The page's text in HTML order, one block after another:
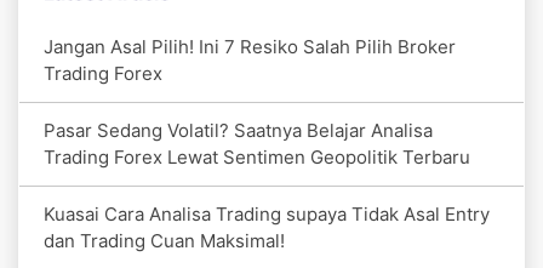
Jangan Asal Pilih! Ini 7 Resiko Salah Pilih Broker
Trading Forex
Pasar Sedang Volatil? Saatnya Belajar Analisa
Trading Forex Lewat Sentimen Geopolitik Terbaru
Kuasai Cara Analisa Trading supaya Tidak Asal Entry
dan Trading Cuan Maksimal!